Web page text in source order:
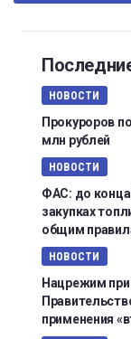
НОВОСТИ
Прокуроров
млн рублей
НОВОСТИ
ФАС: до
закупках
общим
НОВОСТИ
Нацрежим при
применения